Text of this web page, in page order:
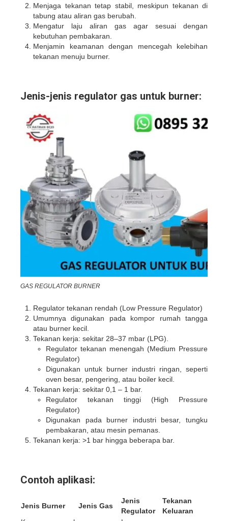
Menjaga tekanan tetap stabil, meskipun tekanan di
tabung atau aliran gas berubah.
Mengatur laju aliran gas agar sesuai dengan
kebutuhan pembakaran.
Menjamin keamanan dengan mencegah kelebihan
tekanan menuju burner.
Jenis-jenis regulator gas untuk burner:
GAS REGULATOR BURNER
Regulator tekanan rendah (Low Pressure Regulator)
Umumnya digunakan pada kompor rumah tangga
atau burner kecil.
Tekanan kerja: sekitar 28–37 mbar (LPG).
Regulator tekanan menengah (Medium Pressure
Regulator)
Digunakan untuk burner industri ringan, seperti
oven besar, pengering, atau boiler kecil.
Tekanan kerja: sekitar 0,1 – 1 bar.
Regulator tekanan tinggi (High Pressure
Regulator)
Digunakan pada burner industri besar, tungku
pembakaran, atau mesin pemanas.
Tekanan kerja: >1 bar hingga beberapa bar.
Contoh aplikasi:
Jenis Burner Jenis Gas
Jenis
Regulator
Tekanan
Keluaran